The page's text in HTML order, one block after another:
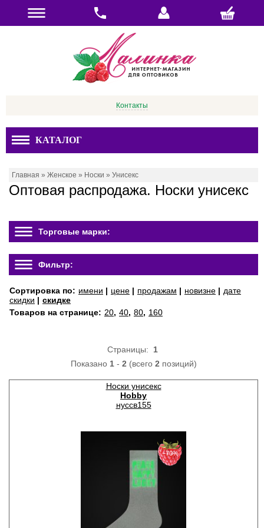
Контакты
КАТАЛОГ
Главная » Женское » Носки » Унисекс
Оптовая распродажа. Носки унисекс
Торговые марки:
Фильтр:
Сортировка по: имени | цене | продажам | новизне | дате
скидки | скидке
Товаров на странице: 20, 40, 80, 160
Страницы: 1
Показано 1- 2 (всего 2 позиций)
Носки унисекс
Hobby
нуссв155
−70%